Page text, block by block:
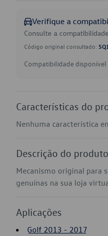
Verifique a
Consulte a
Código original consultado:
Compatibilidade
Características do
Nenhuma característica
Descrição do produto
Mecanismo original para
genuínas na sua loja
Aplicações
Golf 2013 - 2017